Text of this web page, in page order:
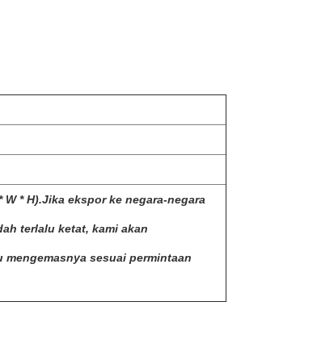
* H).Jika ekspor ke negara-negara
terlalu ketat, kami akan
sesuai permintaan